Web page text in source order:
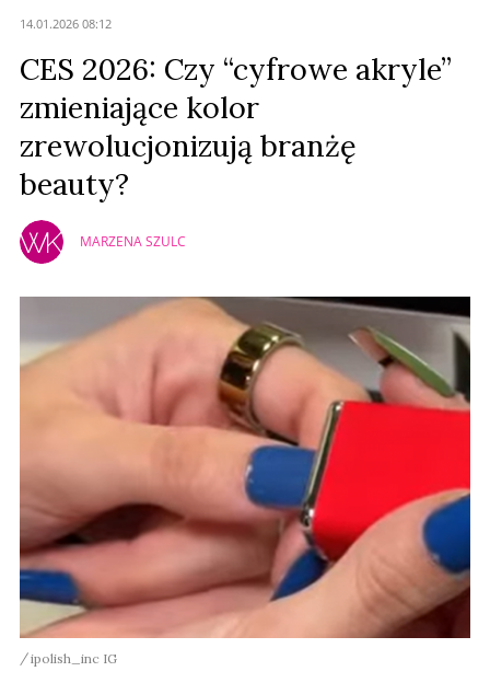
14.01.2026 08:12
CES 2026: Czy “cyfrowe akryle”
zmieniające kolor
zrewolucjonizują branżę
beauty?
MARZENA SZULC
ipolish_inc IG